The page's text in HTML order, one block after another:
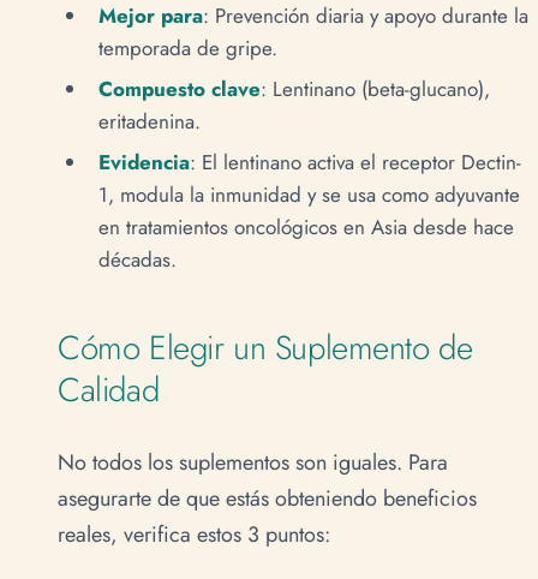
Mejor para: Prevención diaria y apoyo durante la
temporada de gripe.
Compuesto clave: Lentinano (beta-glucano),
eritadenina.
Evidencia: El lentinano activa el receptor Dectin-
1, modula la inmunidad y se usa como adyuvante
en tratamientos oncológicos en Asia desde hace
décadas.
Cómo Elegir un Suplemento de
Calidad
No todos los suplementos son iguales. Para
asegurarte de que estás obteniendo beneficios
reales, verifica estos 3 puntos: